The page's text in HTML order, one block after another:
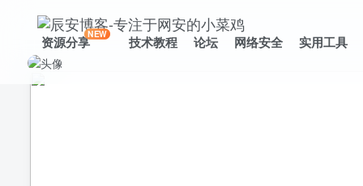
资源分享NEW 技术教程 论坛 网络安全 实用工具